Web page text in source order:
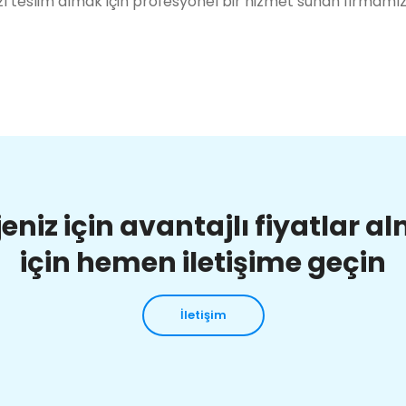
için avantajlı fiyatlar
için hemen iletişime geçin
İletişim